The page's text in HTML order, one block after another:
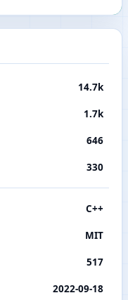
14.7k
1.7k
646
330
C++
MIT
517
2022-09-18